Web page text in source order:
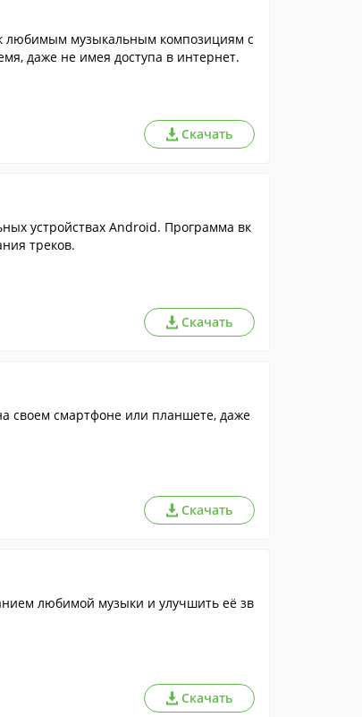
любимым музыкальным композициям с
даже не имея доступа в интернет.
Скачать
устройствах Android. Программа вк
треков.
Скачать
своем смартфоне или планшете, даже
Скачать
любимой музыки и улучшить её зв
Скачать